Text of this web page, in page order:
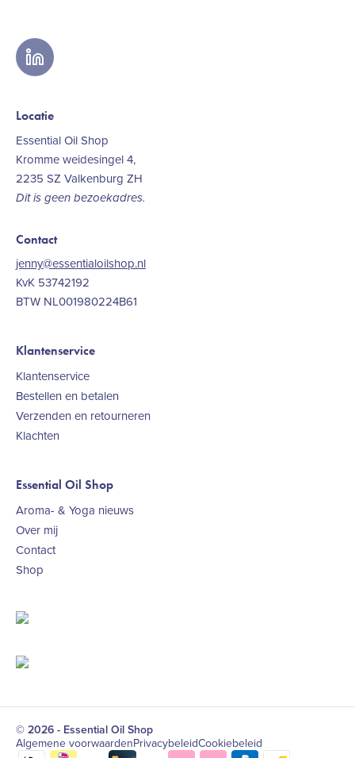
linkedin
Locatie
Essential Oil Shop
Kromme weidesingel 4,
2235 SZ Valkenburg ZH
Dit is geen bezoekadres.
Contact
jenny@essentialoilshop.nl
KvK 53742192
BTW NL001980224B61
Klantenservice
Klantenservice
Bestellen en betalen
Verzenden en retourneren
Klachten
Essential Oil Shop
Aroma- & Yoga nieuws
Over mij
Contact
Shop
© 2026 - Essential Oil Shop
Algemene voorwaardenPrivacybeleidCookiebeleid